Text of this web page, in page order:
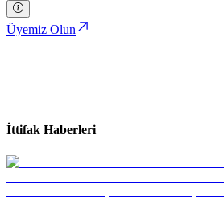
Üyemiz Olun
İttifak Haberleri